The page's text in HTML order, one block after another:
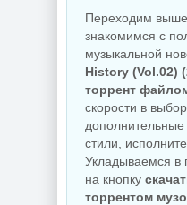
Переходим
знакомимся с
музыкальной
History (Vol.02)
торрент
скорости в
дополнительные
стили,
Укладываемся в
на кнопку
торрентом